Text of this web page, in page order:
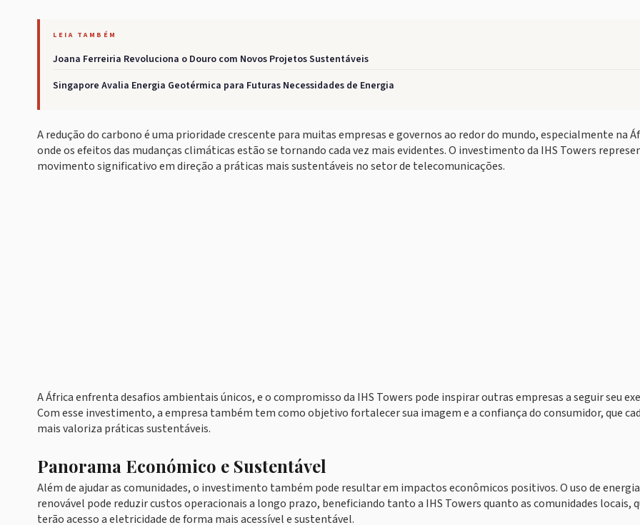
LEIA TAMBÉM
Joana Ferreiria Revoluciona o Douro com Novos Projetos Sustentáveis
Singapore Avalia Energia Geotérmica para Futuras Necessidades de Energia
A redução do carbono é uma prioridade crescente para muitas empresas e governos ao redor do mundo, especialmente na
onde os efeitos das mudanças climáticas estão se tornando cada vez mais evidentes. O investimento da IHS Towers
movimento significativo em direção a práticas mais sustentáveis no setor de telecomunicações.
A África enfrenta desafios ambientais únicos, e o compromisso da IHS Towers pode inspirar outras empresas a seguir seu
Com esse investimento, a empresa também tem como objetivo fortalecer sua imagem e a confiança do consumidor, que
mais valoriza práticas sustentáveis.
Panorama Económico e Sustentável
Além de ajudar as comunidades, o investimento também pode resultar em impactos econômicos positivos. O uso de energia
renovável pode reduzir custos operacionais a longo prazo, beneficiando tanto a IHS Towers quanto as comunidades locais,
terão acesso a eletricidade de forma mais acessível e sustentável.